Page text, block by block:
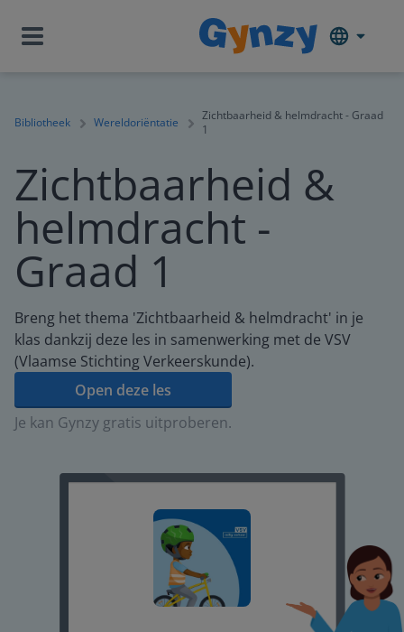
Bibliotheek Wereldoriëntatie
Zichtbaarheid & helmdracht - Graad
1
Zichtbaarheid &
helmdracht -
Graad 1
Breng het thema 'Zichtbaarheid & helmdracht' in je
klas dankzij deze les in samenwerking met de VSV
(Vlaamse Stichting Verkeerskunde).
Open deze les
Je kan Gynzy gratis uitproberen.